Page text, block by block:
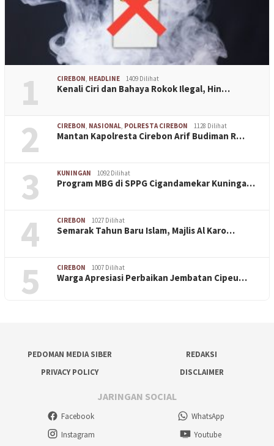
1 CIREBON, HEADLINE 1409 Dilihat
Kenali Ciri dan Bahaya Rokok Ilegal, Hin…
2 CIREBON, NASIONAL, POLRESTA CIREBON 1128 Dilihat
Mantan Kapolresta Cirebon Arif Budiman R…
3 KUNINGAN 1092 Dilihat
Program MBG di SPPG Cigandamekar Kuninga…
4 CIREBON 1027 Dilihat
Semarak Tahun Baru Islam, Majlis Al Karo…
5 CIREBON 1007 Dilihat
Warga Apresiasi Perbaikan Jembatan Cipeu…
PEDOMAN MEDIA SIBER
REDAKSI
PRIVACY POLICY
DISCLAIMER
JARINGAN SOCIAL
Facebook
WhatsApp
Instagram
Youtube